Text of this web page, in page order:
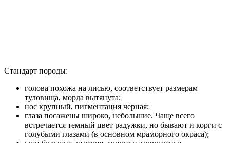
Стандарт породы:
голова похожа на лисью, соответствует размерам
туловища, морда вытянута;
нос крупный, пигментация черная;
глаза посажены широко, небольшие. Чаще всего
встречается темный цвет радужки, но бывают и корги с
голубыми глазами (в основном мраморного окраса);